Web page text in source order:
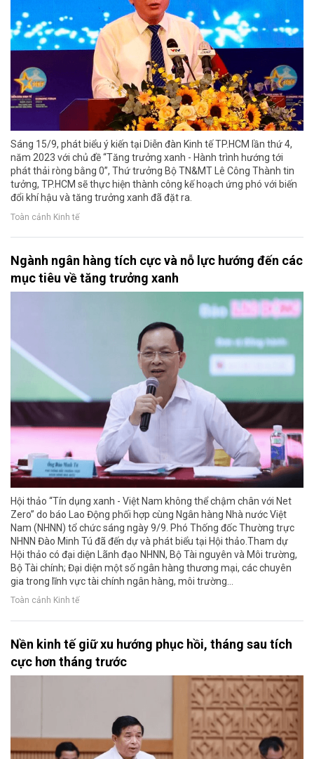
Sáng 15/9, phát biểu ý kiến tại Diễn đàn Kinh tế TP.HCM lần thứ 4,
năm 2023 với chủ đề “Tăng trưởng xanh - Hành trình hướng tới
phát thải ròng bằng 0”, Thứ trưởng Bộ TN&MT Lê Công Thành tin
tưởng, TP.HCM sẽ thực hiện thành công kế hoạch ứng phó với biến
đổi khí hậu và tăng trưởng xanh đã đặt ra.
Toàn cảnh Kinh tế
Ngành ngân hàng tích cực và nỗ lực hướng đến các
mục tiêu về tăng trưởng xanh
Hội thảo “Tín dụng xanh - Việt Nam không thể chậm chân với Net
Zero” do báo Lao Động phối hợp cùng Ngân hàng Nhà nước Việt
Nam (NHNN) tổ chức sáng ngày 9/9. Phó Thống đốc Thường trực
NHNN Đào Minh Tú đã đến dự và phát biểu tại Hội thảo.Tham dự
Hội thảo có đại diện Lãnh đạo NHNN, Bộ Tài nguyên và Môi trường,
Bộ Tài chính; Đại diện một số ngân hàng thương mại, các chuyên
gia trong lĩnh vực tài chính ngân hàng, môi trường…
Toàn cảnh Kinh tế
Nền kinh tế giữ xu hướng phục hồi, tháng sau tích
cực hơn tháng trước